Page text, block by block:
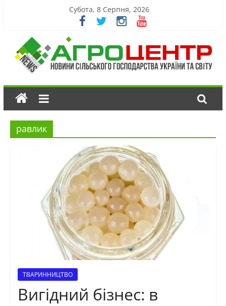
Субота, 8 Серпня, 2026
равлик
ТВАРИННИЦТВО
Вигідний бізнес: в